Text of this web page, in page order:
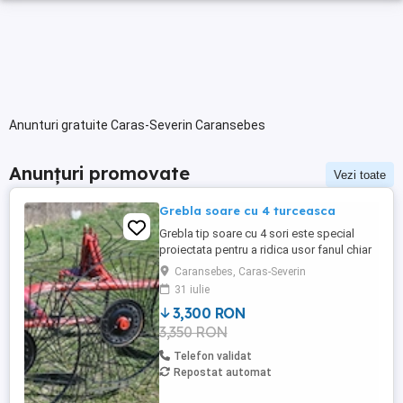
Anunturi gratuite Caras-Severin Caransebes
Anunțuri promovate Vezi toate
Grebla soare cu 4 turceasca
Grebla tip soare cu 4 sori este special
proiectata pentru a ridica usor fanul chiar
de pe un teren accidentat.De asemenea
aceasta grebla poate fi utilizata pentru
adunat,rasfirat sau intors fanul. Transport
in toata tara
Caransebes, Caras-Severin
31 iulie
3,300 RON
3,350 RON
Telefon validat
Repostat automat